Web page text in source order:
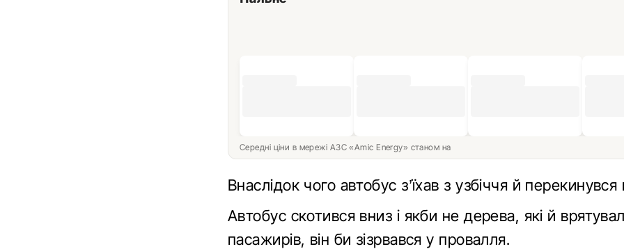
Середні ціни в мережі АЗС «Amic Energy» станом на
Внаслідок чого автобус з’їхав з узбіччя й перекинувся
Автобус скотився вниз і якби не дерева, які й
пасажирів, він би зізрвався у провалля.